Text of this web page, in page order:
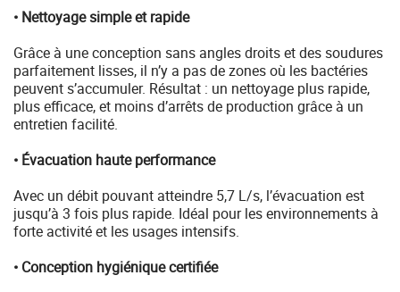
• Nettoyage simple et rapide
Grâce à une conception sans angles droits et des soudures
parfaitement lisses, il n’y a pas de zones où les bactéries
peuvent s’accumuler. Résultat : un nettoyage plus rapide,
plus efficace, et moins d’arrêts de production grâce à un
entretien facilité.
• Évacuation haute performance
Avec un débit pouvant atteindre 5,7 L/s, l’évacuation est
jusqu’à 3 fois plus rapide. Idéal pour les environnements à
forte activité et les usages intensifs.
• Conception hygiénique certifiée